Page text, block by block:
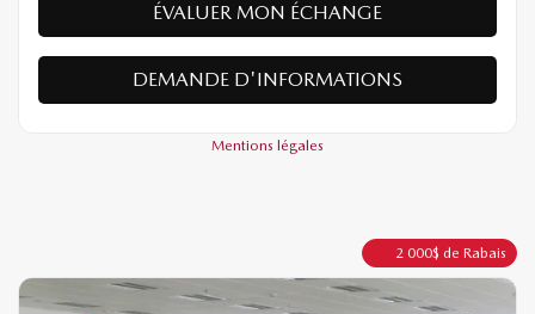
ÉVALUER MON ÉCHANGE
DEMANDE D'INFORMATIONS
Mentions légales
2 000$ de Rabais